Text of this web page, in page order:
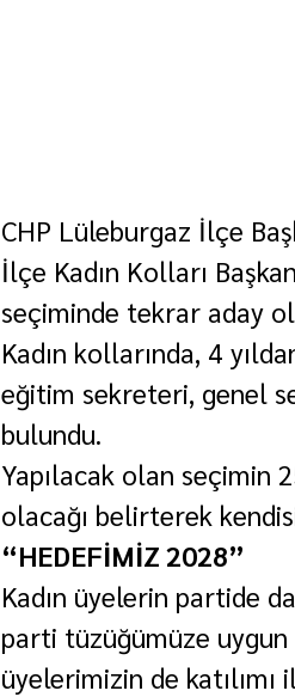
CHP Lüleburgaz İlçe
İlçe Kadın Kolları
seçiminde tekrar aday
Kadın kollarında, 4
eğitim sekreteri, genel
bulundu.
Yapılacak olan seçimin
olacağı belirterek
“HEDEFİMİZ 2028”
Kadın üyelerin partide
parti tüzüğümüze uygun
üyelerimizin de katılımı